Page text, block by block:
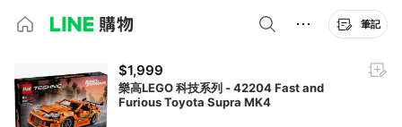
筆記
$1,999
樂高LEGO 科技系列 - 42204 Fast and
Furious Toyota Supra MK4